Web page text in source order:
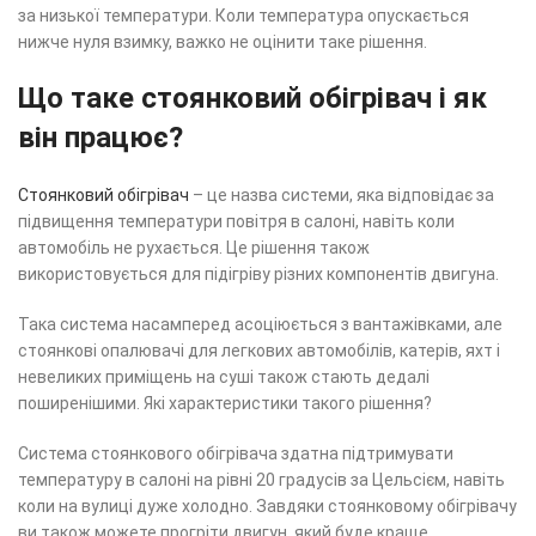
за низької температури. Коли температура опускається
нижче нуля взимку, важко не оцінити таке рішення.
Що таке стоянковий обігрівач і як
він працює?
Стоянковий обігрівач – це назва системи, яка відповідає за
підвищення температури повітря в салоні, навіть коли
автомобіль не рухається. Це рішення також
використовується для підігріву різних компонентів двигуна.
Така система насамперед асоціюється з вантажівками, але
стоянкові опалювачі для легкових автомобілів, катерів, яхт і
невеликих приміщень на суші також стають дедалі
поширенішими. Які характеристики такого рішення?
Система стоянкового обігрівача здатна підтримувати
температуру в салоні на рівні 20 градусів за Цельсієм, навіть
коли на вулиці дуже холодно. Завдяки стоянковому обігрівачу